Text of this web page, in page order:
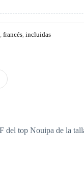
francés incluidas